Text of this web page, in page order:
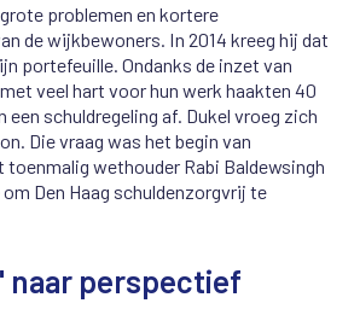
problemen en kortere
de wijkbewoners. In 2014 kreeg hij dat
portefeuille. Ondanks de inzet van
veel hart voor hun werk haakten 40
een schuldregeling af. Dukel vroeg zich
Die vraag was het begin van
toenmalig wethouder Rabi Baldewsingh
Den Haag schuldenzorgvrij te
naar perspectief